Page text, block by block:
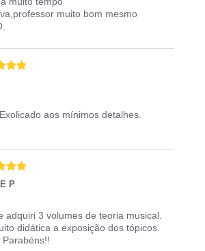
muito bom mesmo
aos mínimos detalhes.
P
adquiri 3 volumes de teoria musical.
didática a exposição dos tópicos.